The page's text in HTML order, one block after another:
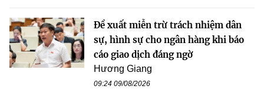
Đề xuất miễn trừ trách nhiệm dân
sự, hình sự cho ngân hàng khi báo
cáo giao dịch đáng ngờ
Hương Giang
09:24 09/08/2026